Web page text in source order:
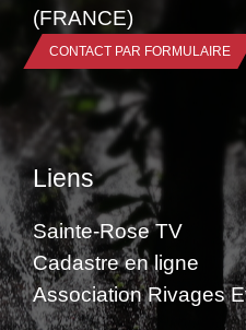
(FRANCE)
CONTACT PAR FORMULAIRE
Liens
Sainte-Rose TV
Cadastre en ligne
Association Rivages